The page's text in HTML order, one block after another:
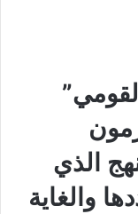
الذي
والغاية